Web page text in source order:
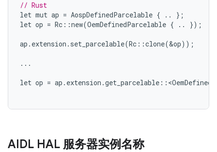
// Rust
let mut ap = AospDefinedParcelable { ..
};
let op = Rc ::new(OemDefinedParcelable { .. });
ap . extension . set_parcelable(Rc ::clone(&op));
...
let op = ap . extension .get_parcelable :: <
AIDL HAL 服务器实例名称